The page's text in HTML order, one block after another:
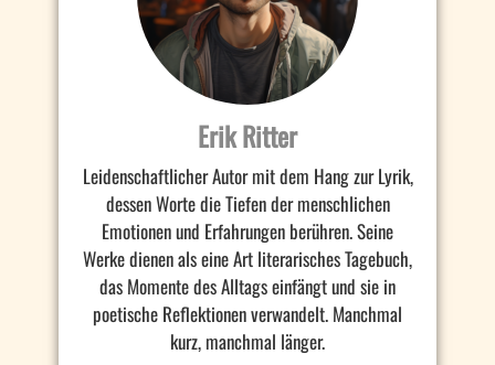
Erik Ritter
Leidenschaftlicher Autor mit dem Hang zur Lyrik,
dessen Worte die Tiefen der menschlichen
Emotionen und Erfahrungen berühren. Seine
Werke dienen als eine Art literarisches Tagebuch,
das Momente des Alltags einfängt und sie in
poetische Reflektionen verwandelt. Manchmal
kurz, manchmal länger.